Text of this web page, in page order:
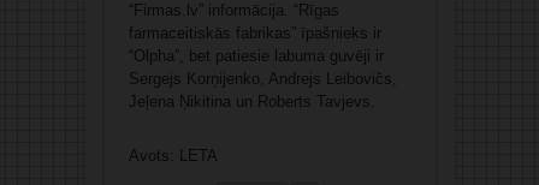
“Firmas.lv” informācija. “Rīgas
farmaceitiskās fabrikas” īpašnieks ir
“Olpha”, bet patiesie labuma guvēji ir
Sergejs Korņijenko, Andrejs Leibovičs,
Jeļena Ņikitina un Roberts Tavjevs.
Avots: LETA